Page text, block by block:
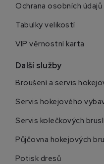
Ochrana osobních údajů
Tabulky velikostí
VIP věrnostní karta
Další služby
Broušení a servis
Servis hokejového
Servis kolečkových
Půjčovna hokejových
Potisk dresů